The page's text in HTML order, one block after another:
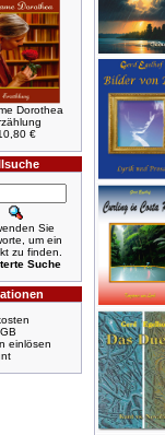
Dorothea
€
Sie
um ein
zu finden.
Suche
einlösen